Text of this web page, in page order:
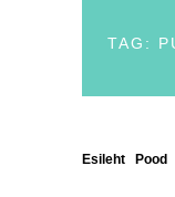
TAG:
Esileht Pood